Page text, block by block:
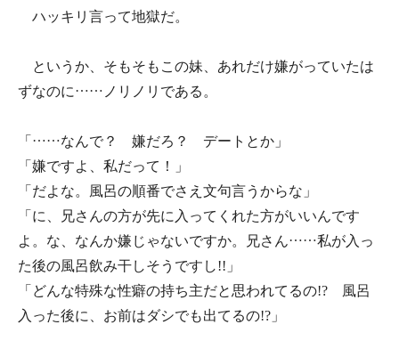
ハッキリ言って地獄だ。
というか、そもそもこの妹、あれだけ嫌がっていたは
ずなのに……ノリノリである。
「……なんで？ 嫌だろ？ デートとか」
「嫌ですよ、私だって！」
「だよな。風呂の順番でさえ文句言うからな」
「に、兄さんの方が先に入ってくれた方がいいんです
よ。な、なんか嫌じゃないですか。兄さん……私が入っ
た後の風呂飲み干しそうですし!!」
「どんな特殊な性癖の持ち主だと思われてるの!? 風呂
入った後に、お前はダシでも出てるの!?」